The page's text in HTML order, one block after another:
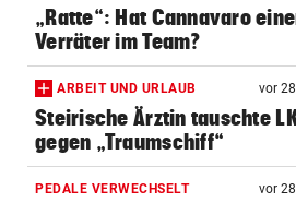
„Ratte“: Hat Cannavaro
Verräter im Team?
ARBEIT UND URLAUB vor
Steirische Ärztin tauschte
gegen „Traumschiff“
PEDALE VERWECHSELT vor